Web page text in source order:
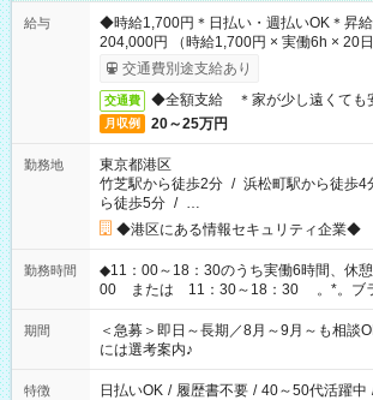
給与
◆時給1,700円＊日払い・週払いOK＊昇
204,000円 （時給1,700円 × 実働6h × 20日
交通費別途支給あり
交通費 ◆全額支給 ＊家が少し遠くても
月収例 20～25万円
勤務地
東京都港区
竹芝駅から徒歩2分 / 浜松町駅から徒歩4
ら徒歩5分 / …
◆港区にある情報セキュリティ企業◆
勤務時間
◆11：00～18：30のうち実働6時間、休
00 または 11：30～18：30 。*。ブランクOK！。*。 例え
ば前職が、 在宅/財団法人/事務/コールセ
スタッフ スイーツ販売/ホテルフロント/
業界から入社して活躍されています♪
期間
＜急募＞即日～長期／8月～9月～も相談
には選考案内♪
特徴 日払いOK / 履歴書不要 / 40～50代活躍中